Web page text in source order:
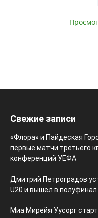
Свежие записи
«Флора» и Пайдеская
первые матчи третьего
конференций УЕФА
Дмитрий Петроградов
U20 и вышел в
Миа Мирейя Уусорг